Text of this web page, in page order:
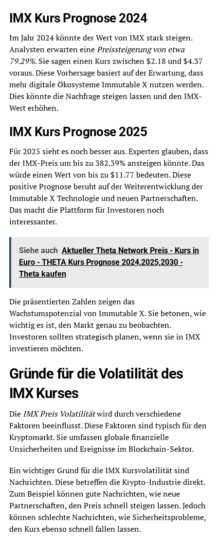
IMX Kurs Prognose 2024
Im Jahr 2024 könnte der Wert von IMX stark steigen.
Analysten erwarten einePreissteigerung von etwa
79.29%. Sie sagen einen Kurs zwischen $2.18 und $4.37
voraus. Diese Vorhersage basiert auf der Erwartung, dass
mehr digitale Ökosysteme Immutable X nutzen werden.
Dies könnte die Nachfrage steigen lassen und den IMX-
Wert erhöhen.
IMX Kurs Prognose 2025
Für 2025 sieht es noch besser aus. Experten glauben, dass
der IMX-Preis um bis zu 382.39% ansteigen könnte. Das
würde einen Wert von bis zu $11.77 bedeuten. Diese
positive Prognose beruht auf der Weiterentwicklung der
Immutable X Technologie und neuen Partnerschaften.
Das macht die Plattform für Investoren noch
interessanter.
Siehe auch Aktueller Theta Network Preis - Kurs in
Euro - THETA Kurs Prognose 2024,2025,2030 -
Theta kaufen
Die präsentierten Zahlen zeigen das
Wachstumspotenzial von Immutable X. Sie betonen, wie
wichtig es ist, den Markt genau zu beobachten.
Investoren sollten strategisch planen, wenn sie in IMX
investieren möchten.
Gründe für die Volatilität des
IMX Kurses
Die IMX Preis Volatilitätwird durch verschiedene
Faktoren beeinflusst. Diese Faktoren sind typisch für den
Kryptomarkt. Sie umfassen globale finanzielle
Unsicherheiten und Ereignisse im Blockchain-Sektor.
Ein wichtiger Grund für die IMX Kursvolatilität sind
Nachrichten. Diese betreffen die Krypto-Industrie direkt.
Zum Beispiel können gute Nachrichten, wie neue
Partnerschaften, den Preis schnell steigen lassen. Jedoch
können schlechte Nachrichten, wie Sicherheitsprobleme,
den Kurs ebenso schnell fallen lassen.